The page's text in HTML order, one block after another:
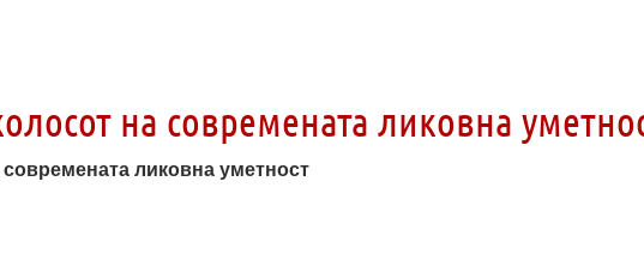
на современата ликовна
ликовна уметност